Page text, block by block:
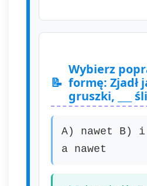
Wybierz
formę: Zjadł
gruszki, ___
A) nawet B) i
a nawet